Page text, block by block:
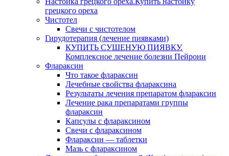
грецкого ореха
Чистотел
Свечи с чистотелом
Гирудотерапия (лечение пиявками)
КУПИТЬ СУШЕНУЮ ПИЯВКУ.
Комплексное лечение болезни Пейрони
Флараксин
Что такое флараксин
Лечебные свойства флараксина
Результаты лечения препаратом флараксин
Лечение рака препаратами группы
флараксин
Капсулы с флараксином
Свечи с флараксином
Флараксин — таблетки
Мазь с флараксином